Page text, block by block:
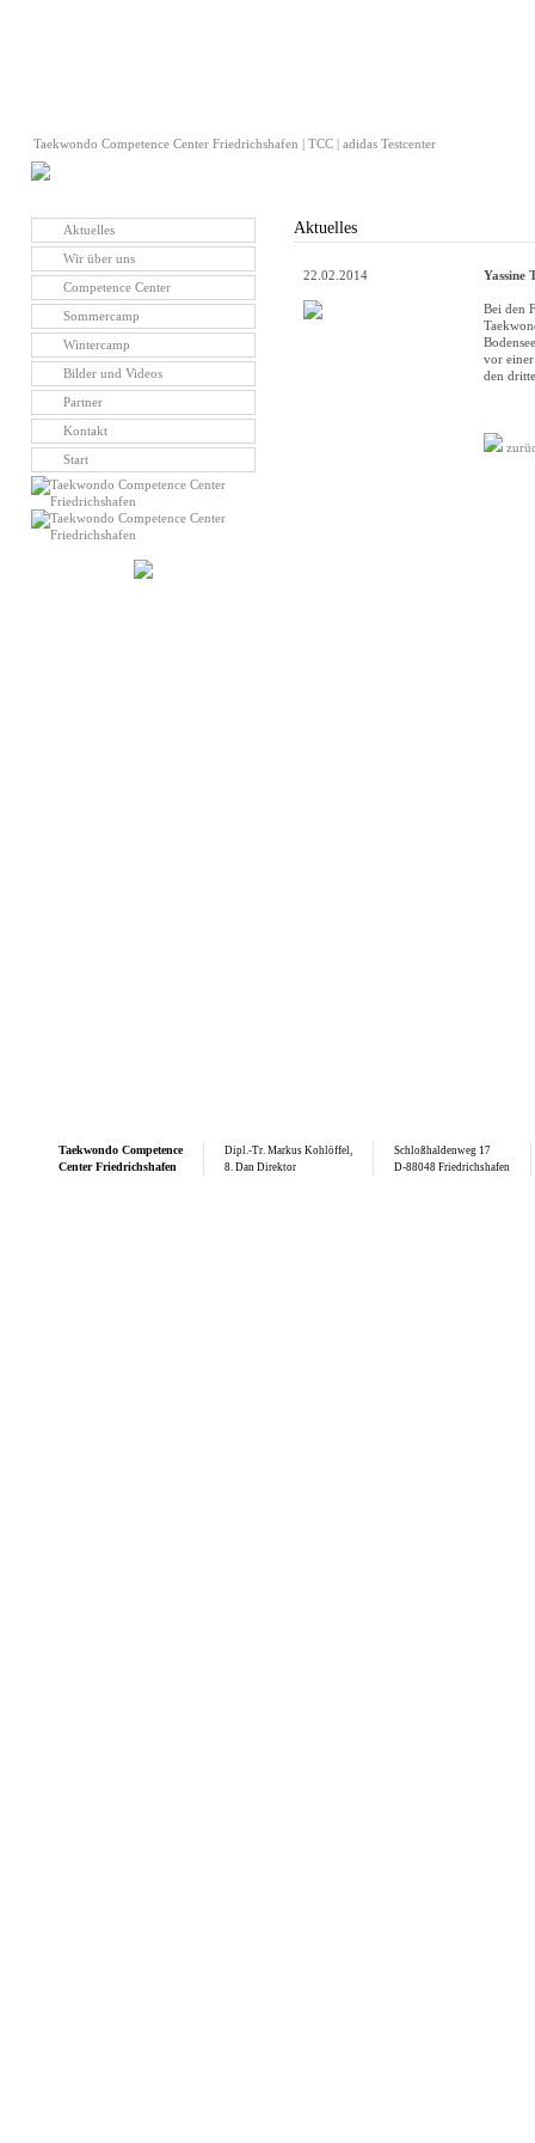
Taekwondo Competence Center Friedrichshafen | TCC | adidas Testcenter
Aktuelles
Wir über uns
Competence Center
Sommercamp
Wintercamp
Bilder und Videos
Partner
Kontakt
Start
Aktuelles
22.02.2014 Yassine
Bei den
vor
den
Taekwondo Competence
Center Friedrichshafen
Dipl.-Tr. Markus Kohlöffel,
8. Dan Direktor
Schloßhaldenweg 17
D-88048 Friedrichshafen